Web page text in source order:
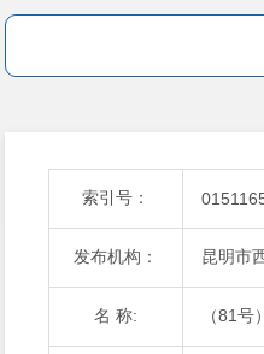
索引号：
发布机构： 昆明市
名 称: （81